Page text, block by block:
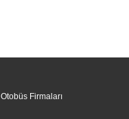
Otobüs Firmaları